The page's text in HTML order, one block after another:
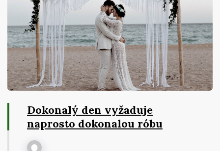
Dokonalý den vyžaduje
naprosto dokonalou róbu